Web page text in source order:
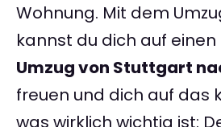
Wohnung. Mit dem
kannst du dich auf
Umzug von Stuttgart
freuen und dich auf das